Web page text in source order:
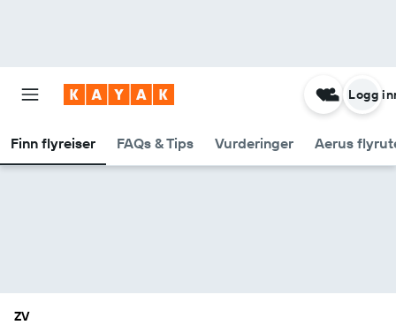
Finn flyreiser FAQs & Tips Vurderinger Aerus
Logg
ZV